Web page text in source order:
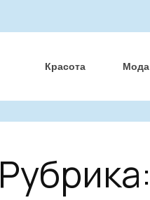
Красота Мода
Рубрика: